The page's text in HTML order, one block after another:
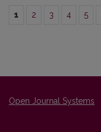
1 2 3 4 5
Open Journal Systems